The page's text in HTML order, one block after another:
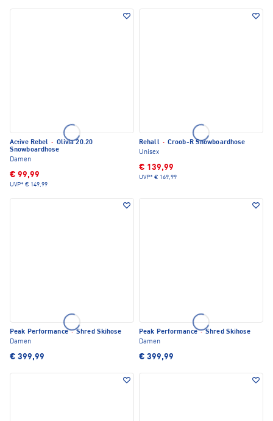
Active Rebel · Olivia 20.20
Snowboardhose
Damen
€ 99,99
UVP* € 149,99
Rehall · Croob-R Snowboardhose
Unisex
€ 139,99
UVP* € 169,99
Peak Performance·Shred Skihose
Damen
€ 399,99
Peak Performance·Shred Skihose
Damen
€ 399,99